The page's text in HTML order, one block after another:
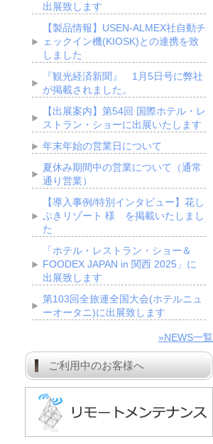
出展致します
【製品情報】USEN-ALMEX社自動チ
ェックイン機(KIOSK)との連携を致
しました
『観光経済新聞』 1月5日号に弊社
が掲載されました。
【出展案内】第54回 国際ホテル・レ
ストラン・ショーに出展いたします
年末年始の営業日について
夏休み期間中の営業について（通常
通り営業）
【導入事例/特別インタビュー】花し
ぶきリゾート 様 を掲載いたしまし
た
「ホテル・レストラン・ショー＆
FOODEX JAPAN in 関西 2025」に
出展致します
第103回全旅連全国大会(ホテルニュ
ーオータニ)に出展致します
»NEWS一覧
ご利用中のお客様へ